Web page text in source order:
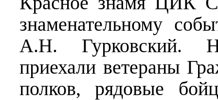
знаменательному
А.Н. Гурковский.
приехали ветераны
полков, рядовые